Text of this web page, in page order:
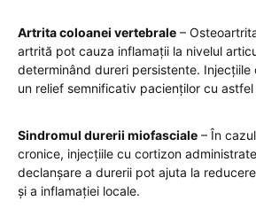
Artrita coloanei vertebrale –
artrită pot cauza inflamații la nivelul
determinând dureri persistente.
un relief semnificativ pacienților cu
Sindromul durerii miofasciale – În
cronice, injecțiile cu cortizon
declanșare a durerii pot ajuta la
și a inflamației locale.